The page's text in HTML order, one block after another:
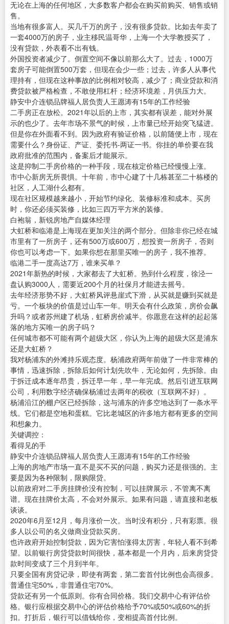
无论在上海的任何地区，大多数客户都会在购买前购买、销售或销
售。
当地有很多富人。买几千万的房子，没有很多贷款。比如去年卖了
一套4000万的房子，业主移民温哥华，上海一个大学教授买了，
没有贷款，外表看不出有钱。
外国投资者减少了。倒置空间不像以前那么大了。过去，1000万
套房子可能倒置500万套，但现在会少一些；过去，许多人从事代
理持有，但现在这种事故的比例相对较高，减少了；商业贷款和消
费贷款被严格检查，不敢使用杠杆；经济环境差，月供压力大。
静安中介连锁品牌福人居负责人王愿涛有15年的工作经验
二手房正在放松。2021年以后的上市，其实都有误差，能对外展
示的也少了。去年市场不景气的时候，上市量已经开始突飞猛进。
但是你在外面看不到。因为政府有验证价格，以前随便上市，现在
需要什么？身份证、产证、委托书-两证一书。你挂的单价要在我
政府批准的范围内，备案后才能展示。
这是抑制二手房价格的一种手段，现在核定价格已经慢慢上涨。
市中心新房无所畏惧。十年前，市中心建了十几栋甚至二十栋楼的
社区，人工湖什么都有。
现在社区规模越来越小，开始节约绿化、装修标准和成本。买房
时，你还必须买装修，比如三四万平方米的装修。
白袍翁，新锐房地产自媒体经理
大虹桥和临港是上海现在更加关注的两个部分。但除非你已经在城
市里有了一所房子，还有500万或600万，想投资一所房子，否则
你也可以考虑一下。如果你想在那里买唯一的房子，我不推荐。
临港二手一度高达7万，谁来买单？
2021年新热的时候，大家都去了大虹桥。热到什么程度，徐泾一
盘认购3000人，需要近200个月的社保月才能进去摇号。
去年经济形势不好，大虹桥风评悬崖式下滑，从买就是赚到买就是
亏。一个板块的价值是过山车一年。明天会有什么政策，房价会飙
升吗？或者苏州建了机场，虹桥房价减半。你愿意在这样的起起落
落的地方买唯一的房子吗？
任何城市都不可能有两个超级大区，你认为上海的超级大区是浦东
还是大虹桥？
我对杨浦东的外滩持乐观态度。杨浦政府两年前做了一件非常棒的
事情，迅速拆除，拆除后如何计划先吹牛，无论如何，先拆除。由
于拆迁成本逐年昂贵，拆迁早一年，早一年完成。然后引进互联网
公司，利用数字经济确保杨浦过去两年的税收（互联网不好）。
杨浦沿江的棚户区已经拆除，这与浦东的许多空地达到了一条水平
线。它们都是空地和蛋糕。它比老城区的许多地方都有更多的空间
和想象力。
关键调控：
看得见的手
静安中介连锁品牌福人居负责人王愿涛有15年的工作经验
上海的房地产市场一直不是买不买的问题，购买力还是很强的。主
要是因为各种限制，限购限贷。
以前政府对二手房挂牌价没有控制，可以挂牌展示，不管离不离
谱。现在挂牌价太高，不会对外展示。如果有问题，请直接和老板
谈谈。
2020年6月至12月，每月涨价一次。当时没有积分，只有彩票。很
多人以公司的名义做商业贷款买房。
也许政府开始控制贷款，因为它害怕涨得太厉害，年轻人看不到希
望。以前银行房贷贷款时间很快，基本都是一个月内，后来房贷贷
款时间变成了三个月到半年。
只要全国有房贷记录，即使有两套，第二套首付比例也会高很多。
普通住宅50%，非普通住宅70%。
贷款还有另一个低原则。你有合同价格。我们交易中心有评估价
格。银行应根据交易中心的评估价格给予70%或50%或60%的折
扣。打折后，银行可以借钱给你，变相提高首付比例。